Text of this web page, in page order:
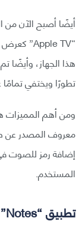
أيضًا أصبح الآن من
هذا الجهاز، وأيضًا
تطورًا ويختفي تمامًا
ومن أهم المميزات
معروف المصدر عن
إضافة رمز للصوت
المستخدم.
تطبيق “Notes”